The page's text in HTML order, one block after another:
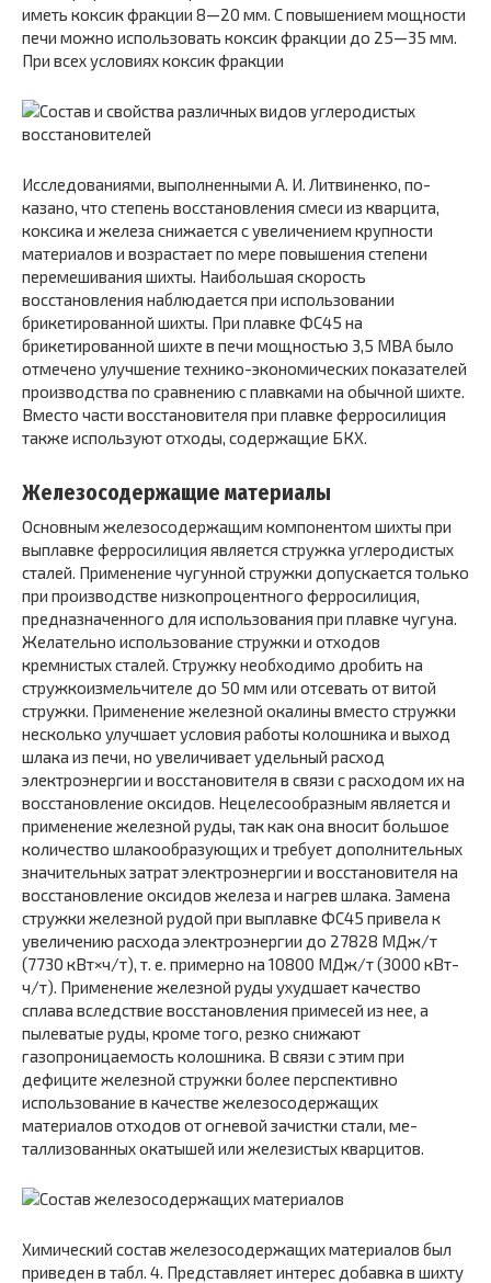
иметь коксик фракции 8—20 мм. С повышением мощности
печи можно использовать коксик фракции до 25—35 мм.
При всех условиях коксик фракции
Исследованиями, выполненными А. И. Литвиненко, по­
казано, что степень восстановления смеси из кварцита,
коксика и железа снижается с увеличением крупности
матери­алов и возрастает по мере повышения степени
перемешива­ния шихты. Наибольшая скорость
восстановления наблюда­ется при использовании
брикетированной шихты. При плавке ФС45 на
брикетированной шихте в печи мощностью 3,5 МВА было
отмечено улучшение технико-экономических показателей
производства по сравнению с плавками на обычной шихте.
Вместо части восстановителя при плавке ферросилиция
также используют отходы, содержащие БКХ.
Железосодержащие материалы
Основным железосодер­жащим компонентом шихты при
выплавке ферросилиция является стружка углеродистых
сталей. Применение чу­гунной стружки допускается только
при производстве низ­копроцентного ферросилиция,
предназначенного для ис­пользования при плавке чугуна.
Желательно использование стружки и отходов
кремнистых сталей. Стружку необходи­мо дробить на
стружкоизмельчителе до 50 мм или отсевать от витой
стружки. Применение железной окалины вместо стружки
несколько улучшает условия работы колошника и выход
шлака из печи, но увеличивает удельный расход
электроэнергии и восстановителя в связи с расходом их на
восстановление оксидов. Нецелесообразным является и
при­менение железной руды, так как она вносит большое
коли­чество шлакообразующих и требует дополнительных
значи­тельных затрат электроэнергии и восстановителя на
вос­становление оксидов железа и нагрев шлака. Замена
струж­ки железной рудой при выплавке ФС45 привела к
увеличе­нию расхода электроэнергии до 27828 МДж/т
(7730 кВт×ч/т), т. е. примерно на 10800 МДж/т (3000 кВт-
ч/т). Применение железной руды ухудшает качество
сплава вследствие восстановления примесей из нее, а
пылеватые руды, кроме того, резко снижают
газопроницаемость ко­лошника. В связи с этим при
дефиците железной стружки более перспективно
использование в качестве железосодер­жащих
материалов отходов от огневой зачистки стали, ме-
таллизованных окатышей или железистых кварцитов.
Хи­мический состав железосодержащих материалов был
приве­ден в табл. 4. Представляет интерес добавка в шихту